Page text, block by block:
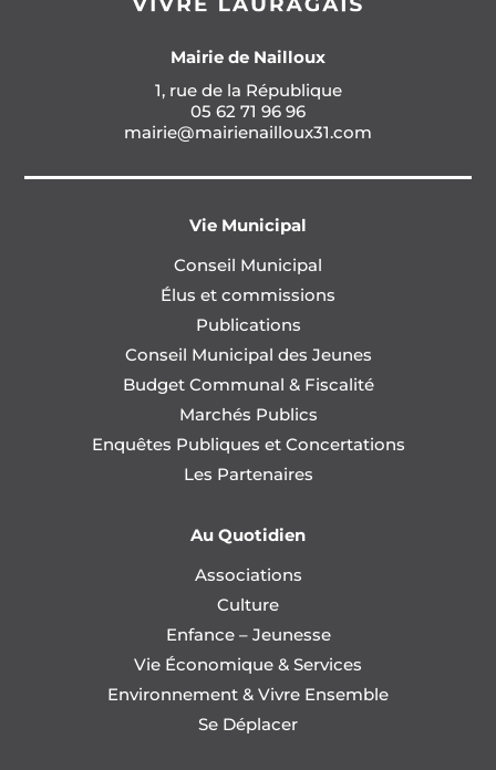
Mairie de Nailloux
1, rue de la République
05 62 71 96 96
mairie@mairienailloux31.com
Vie Municipal
Conseil Municipal
Élus et commissions
Publications
Conseil Municipal des Jeunes
Budget Communal & Fiscalité
Marchés Publics
Enquêtes Publiques et Concertations
Les Partenaires
Au Quotidien
Associations
Culture
Enfance – Jeunesse
Vie Économique & Services
Environnement & Vivre Ensemble
Se Déplacer